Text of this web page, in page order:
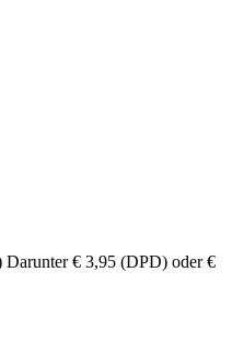
Darunter € 3,95 (DPD) oder €